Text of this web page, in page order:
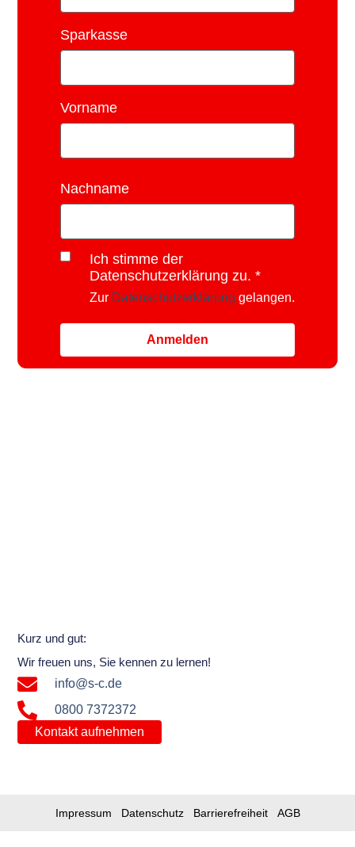
Sparkasse
Vorname
Nachname
Ich stimme der
Datenschutzerklärung zu.
Zur Datenschutzerklärung gelangen.
Anmelden
Kurz und gut:
Wir freuen uns, Sie kennen zu lernen!
info@s-c.de
0800 7372372
Kontakt aufnehmen
Impressum Datenschutz Barrierefreiheit AGB